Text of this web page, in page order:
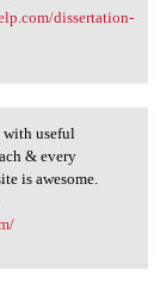
dissertation-
us
with useful
& every
is awesome.